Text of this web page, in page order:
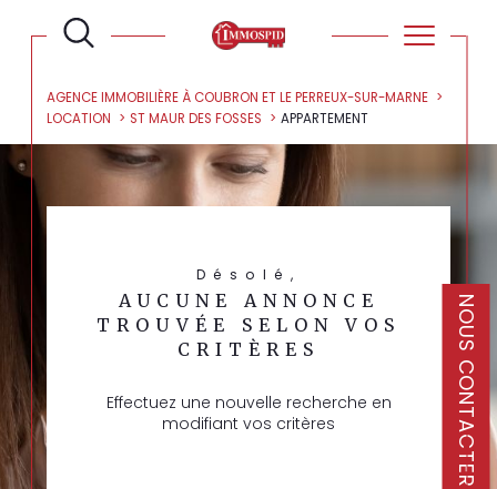
NOUS CONTACTER
AGENCE IMMOBILIÈRE À COUBRON ET LE PERREUX-SUR-MARNE
LOCATION
ST MAUR DES FOSSES APPARTEMENT
Désolé,
AUCUNE ANNONCE
TROUVÉE SELON VOS
CRITÈRES
Effectuez une nouvelle recherche en
modifiant vos critères